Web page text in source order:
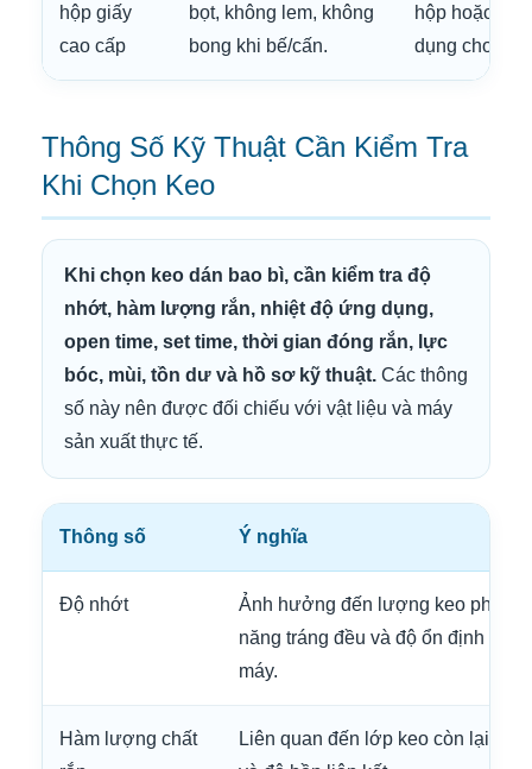
hộp giấy
cao cấp
bọt, không lem, không
bong khi bế/cấn.
hộp hoặc hệ
dụng cho bề
Thông Số Kỹ Thuật Cần Kiểm Tra
Khi Chọn Keo
Khi chọn keo dán bao bì, cần kiểm tra độ
nhớt, hàm lượng rắn, nhiệt độ ứng dụng,
open time, set time, thời gian đóng rắn, lực
bóc, mùi, tồn dư và hồ sơ kỹ thuật. Các thông
số này nên được đối chiếu với vật liệu và máy
sản xuất thực tế.
Thông số Ý nghĩa
Độ nhớt
Ảnh hưởng đến lượng keo phủ,
năng tráng đều và độ ổn định khi
máy.
Hàm lượng chất
Liên quan đến lớp keo còn lại sau